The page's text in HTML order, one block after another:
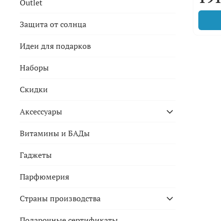
Outlet
Защита от солнца
Идеи для подарков
Наборы
Скидки
Аксессуары
Витамины и БАДы
Гаджеты
Парфюмерия
Страны производства